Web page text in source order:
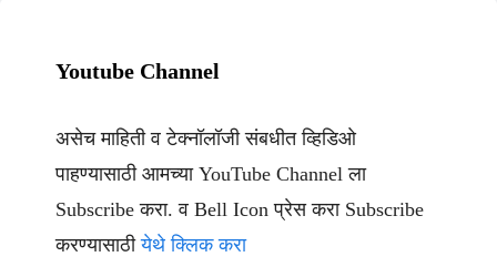
Youtube Channel
असेच माहिती व टेक्नॉलॉजी संबधीत व्हिडिओ
पाहण्यासाठी आमच्या YouTube Channel ला
Subscribe करा. व Bell Icon प्रेस करा Subscribe
करण्यासाठीयेथे क्लिक करा